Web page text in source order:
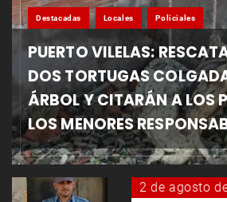
Destacadas Locales Policiales
PUERTO VILELAS:
DOS TORTUGAS
ÁRBOL Y CITARÁN A LOS
LOS MENORES
2 de agosto